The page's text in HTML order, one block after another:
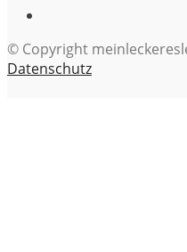
© Copyright
Datenschutz